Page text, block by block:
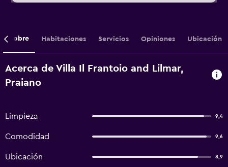
Sobre Habitaciones Servicios Opiniones Ubicación
Acerca de Villa Il Frantoio and Lilmar,
Praiano
Limpieza 9,4
Comodidad 9,6
Ubicación 8,9